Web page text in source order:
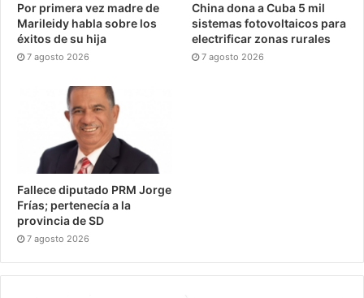
Por primera vez madre de
Marileidy habla sobre los
éxitos de su hija
7 agosto 2026
China dona a Cuba 5 mil
sistemas fotovoltaicos para
electrificar zonas rurales
7 agosto 2026
Fallece diputado PRM Jorge
Frías; pertenecía a la
provincia de SD
7 agosto 2026